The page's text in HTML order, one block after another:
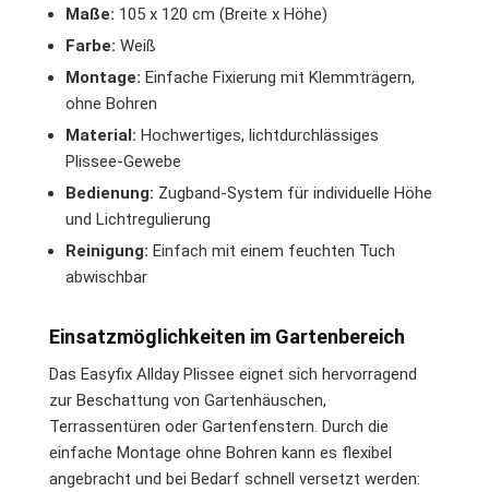
Maße: 105 x 120 cm (Breite x Höhe)
Farbe: Weiß
Montage: Einfache Fixierung mit Klemmträgern,
ohne Bohren
Material: Hochwertiges, lichtdurchlässiges
Plissee-Gewebe
Bedienung: Zugband-System für individuelle Höhe
und Lichtregulierung
Reinigung: Einfach mit einem feuchten Tuch
abwischbar
Einsatzmöglichkeiten im Gartenbereich
Das Easyfix Allday Plissee eignet sich hervorragend
zur Beschattung von Gartenhäuschen,
Terrassentüren oder Gartenfenstern. Durch die
einfache Montage ohne Bohren kann es flexibel
angebracht und bei Bedarf schnell versetzt werden: